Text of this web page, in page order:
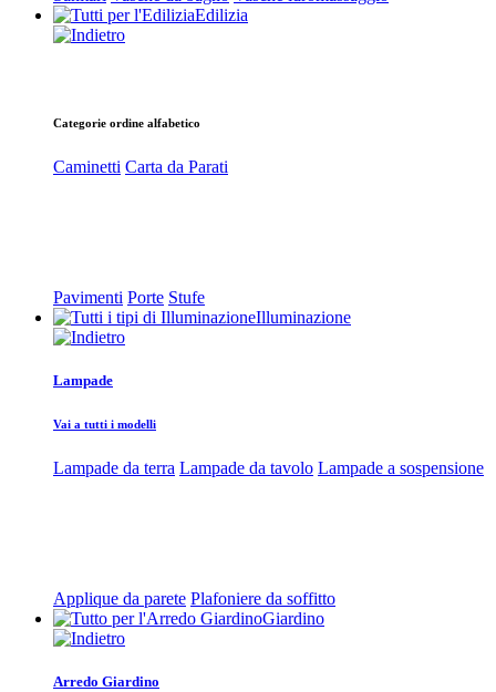
Edilizia
Categorie ordine alfabetico
Caminetti Carta da Parati
Pavimenti Porte Stufe
Illuminazione
Lampade
Vai a tutti i modelli
Lampade da terra Lampade da tavolo Lampade a sospensione
Applique da parete Plafoniere da soffitto
Giardino
Arredo Giardino